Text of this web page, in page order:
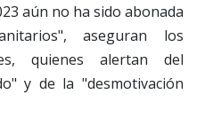
aún no ha sido abonada
aseguran los
quienes alertan del
y de la "desmotivación